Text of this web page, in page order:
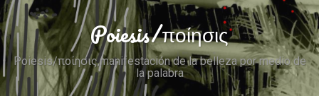
Skip
to
content
Search Poiesis/ποίησις
Poiesis/ποίησις,manifestación de la belleza por medio de
la palabra